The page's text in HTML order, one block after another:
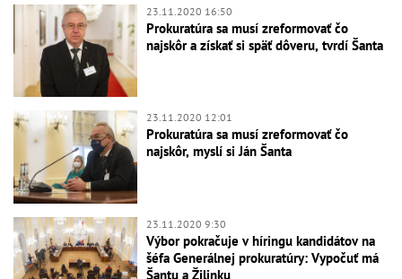
23.11.2020 16:50
Prokuratúra sa musí zreformovať čo
najskôr a získať si späť dôveru, tvrdí Šanta
23.11.2020 12:01
Prokuratúra sa musí zreformovať čo
najskôr, myslí si Ján Šanta
23.11.2020 9:30
Výbor pokračuje v híringu kandidátov na
šéfa Generálnej prokuratúry: Vypočuť má
Šantu a Žilinku